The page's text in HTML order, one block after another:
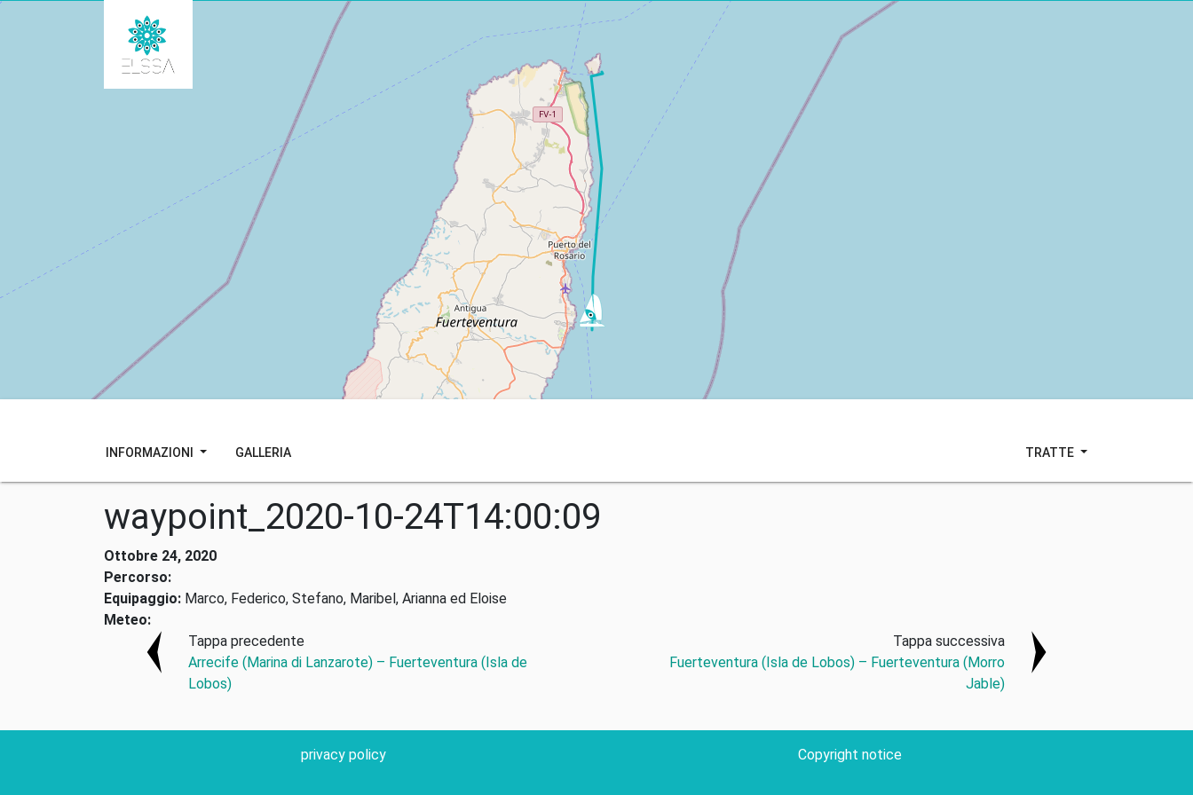
INFORMAZIONI GALLERIA TRATTE
waypoint_2020-10-24T14:00:09
Ottobre 24, 2020
Percorso:
Equipaggio: Marco, Federico, Stefano, Maribel, Arianna ed Eloise
Meteo:
Tappa precedente
Arrecife (Marina di Lanzarote) – Fuerteventura (Isla de
Lobos)
Tappa successiva
Fuerteventura (Isla de Lobos) – Fuerteventura (Morro
Jable)
privacy policy Copyright notice